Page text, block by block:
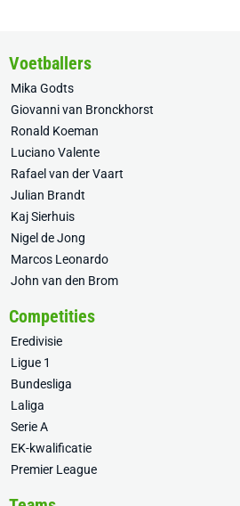
Voetballers
Mika Godts
Giovanni van Bronckhorst
Ronald Koeman
Luciano Valente
Rafael van der Vaart
Julian Brandt
Kaj Sierhuis
Nigel de Jong
Marcos Leonardo
John van den Brom
Competities
Eredivisie
Ligue 1
Bundesliga
Laliga
Serie A
EK-kwalificatie
Premier League